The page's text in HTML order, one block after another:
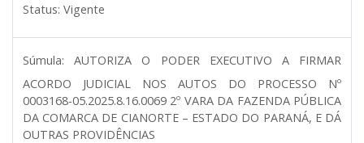
Status: Vigente
Súmula:
AUTORIZA O PODER EXECUTIVO A FIRMAR
ACORDO JUDICIAL NOS AUTOS DO PROCESSO Nº
0003168-05.2025.8.16.0069 2º VARA DA FAZENDA PÚBLICA
DA COMARCA DE CIANORTE – ESTADO DO PARANÁ, E DÁ
OUTRAS PROVIDÊNCIAS